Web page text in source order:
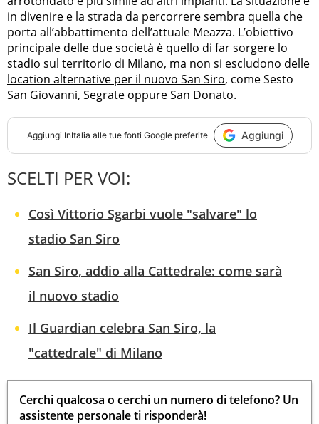
in divenire e la strada da percorrere sembra quella che
porta all’abbattimento dell’attuale Meazza. L’obiettivo
principale delle due società è quello di far sorgere lo
stadio sul territorio di Milano, ma non si escludono delle
location alternative per il nuovo San Siro, come Sesto
San Giovanni, Segrate oppure San Donato.
Aggiungi InItalia alle tue fonti Google preferite Aggiungi
SCELTI PER VOI:
Così Vittorio Sgarbi vuole "salvare" lo
stadio San Siro
San Siro, addio alla Cattedrale: come sarà
il nuovo stadio
Il Guardian celebra San Siro, la
"cattedrale" di Milano
Cerchi qualcosa o cerchi un numero di telefono? Un
assistente personale ti risponderà!